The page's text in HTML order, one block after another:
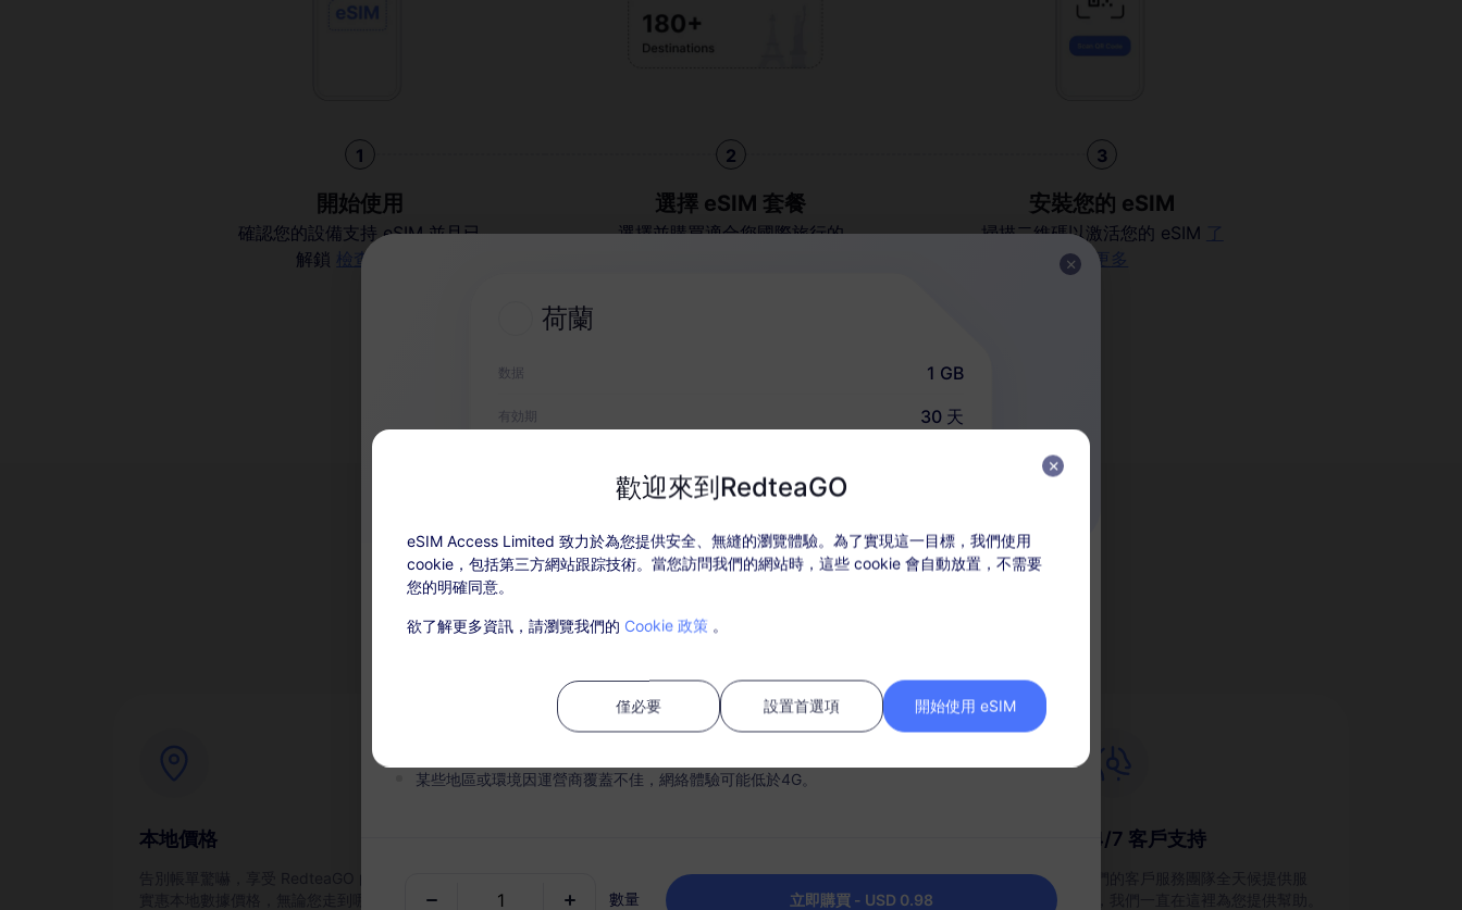
1
開始使用
確認您的設備支持 eSIM 並且已
解鎖 檢查兼容性
2
選擇 eSIM 套餐
選擇並購買適合您國際旅行的
3
安裝您的 eSIM
掃描二維碼以激活您的 eSIM
了
解更多
為什麼選擇 RedteaGO eSIM？
本地價格
通過手機順利快速地激活您的 eSIM
根據需要輕鬆充值您的數據計劃，並
為每個目的地保留一個套餐。
24/7 客戶支持
荷蘭
数据 1 GB
有効期 30 天
本服務無需SIM卡，購買後請在30天內激活，過期未激活套餐將無法使用和退款；
在有效期內，套餐流量使用完畢，則會停止服務；
某些地區或環境因運營商覆蓋不佳，網絡體驗可能低於4G。
數量 立即購買 - USD 0.98
歡迎來到RedteaGO
eSIM Access Limited 致力於為您提供安全、無縫的瀏覽體驗。為了實現這一目標，我們使用
cookie，包括第三方網站跟踪技術。當您訪問我們的網站時，這些 cookie 會自動放置，不需要
您的明確同意。
欲了解更多資訊，請瀏覽我們的 Cookie 政策 。
僅必要 設置首選項 開始使用 eSIM